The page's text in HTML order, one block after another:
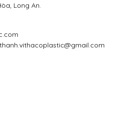
Long An.